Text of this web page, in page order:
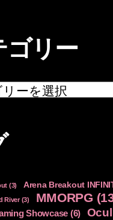
ゴリー
(3) Arena Breakout
River(3) MMORPG
Showcase (6)